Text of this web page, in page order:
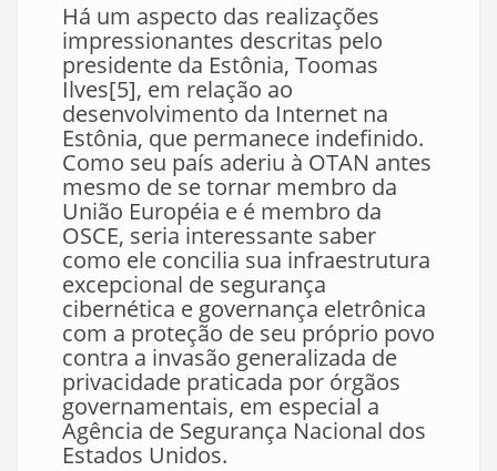
Há um aspecto das realizações
impressionantes descritas pelo
presidente da Estônia, Toomas
Ilves[5], em relação ao
desenvolvimento da Internet na
Estônia, que permanece indefinido.
Como seu país aderiu à OTAN antes
mesmo de se tornar membro da
União Européia e é membro da
OSCE, seria interessante saber
como ele concilia sua infraestrutura
excepcional de segurança
cibernética e governança eletrônica
com a proteção de seu próprio povo
contra a invasão generalizada de
privacidade praticada por órgãos
governamentais, em especial a
Agência de Segurança Nacional dos
Estados Unidos.